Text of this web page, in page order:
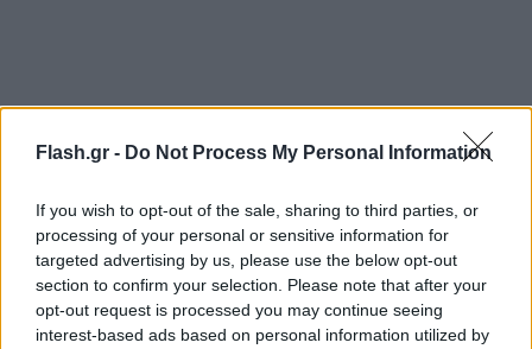
Flash.gr - Do Not Process My Personal Information
If you wish to opt-out of the sale, sharing to third parties, or
processing of your personal or sensitive information for
targeted advertising by us, please use the below opt-out
section to confirm your selection. Please note that after your
opt-out request is processed you may continue seeing
interest-based ads based on personal information utilized by